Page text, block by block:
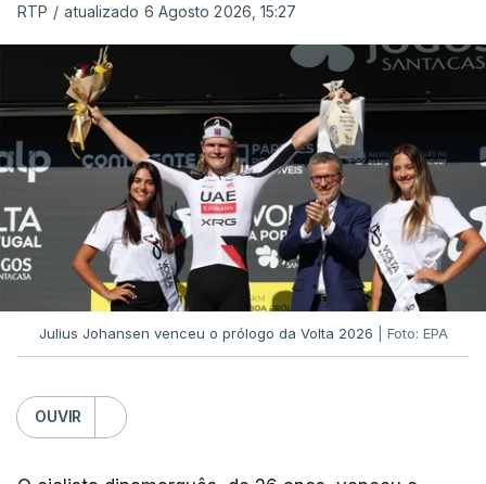
arbitragem do romeno Marian Barbu, enquanto a
segunda mão está marcada para 13 de agosto, em
Edimburgo.
Na fase de liga da Liga Europa já está o Torreense,
único representante português com entrada direta,
graças à conquista da Taça de Portugal.
(Com Lusa)
RTP / atualizado 6 Agosto 2026, 15:27
Julius Johansen venceu o prólogo da Volta 2026 | Foto: EPA
OUVIR